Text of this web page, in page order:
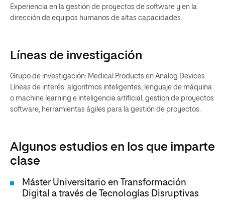
Experiencia en la gestión de proyectos de software y en la
dirección de equipos humanos de altas capacidades.
Líneas de investigación
Grupo de investigación: Medical Products en Analog Devices.
Líneas de interés: algoritmos inteligentes, lenguaje de máquina
o machine learning e inteligencia artificial, gestion de proyectos
software, herramientas ágiles para la gestión de proyectos.
Algunos estudios en los que imparte
clase
Máster Universitario en Transformación
Digital a través de Tecnologías Disruptivas